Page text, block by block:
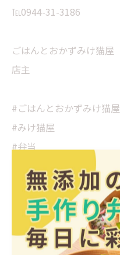
℡0944-31-3186
ごはんとおかずみけ猫屋
店主
#ごはんとおかずみけ猫屋
#みけ猫屋
#弁当
#お弁当
#惣菜
#そうざい
#おかず
#大牟田